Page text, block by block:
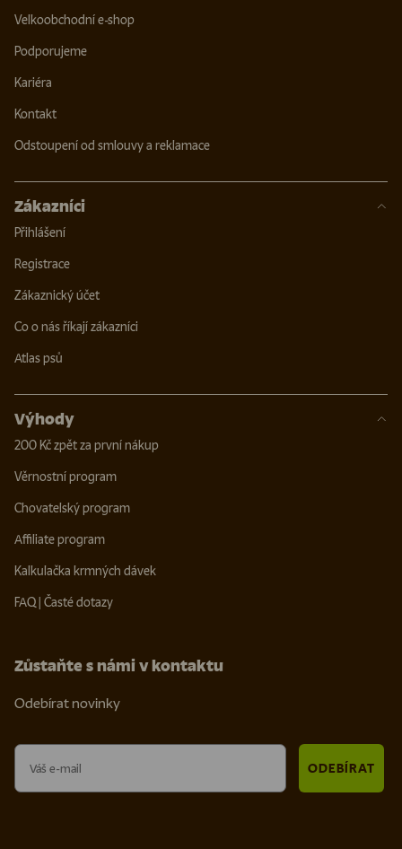
Velkoobchodní e-shop
Podporujeme
Kariéra
Kontakt
Odstoupení od smlouvy a reklamace
Zákazníci
Přihlášení
Registrace
Zákaznický účet
Co o nás říkají zákazníci
Atlas psů
Výhody
200 Kč zpět za první nákup
Věrnostní program
Chovatelský program
Affiliate program
Kalkulačka krmných dávek
FAQ | Časté dotazy
Zůstaňte s námi v kontaktu
Odebírat novinky
Email
ODEBÍRAT